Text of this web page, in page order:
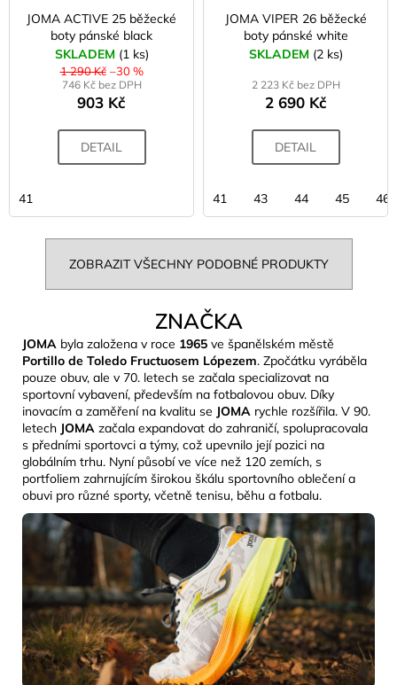
JOMA ACTIVE 25 běžecké
boty pánské black
SKLADEM (1 ks)
1 290 Kč –30 %
746 Kč bez DPH
903 Kč
DETAIL
41
JOMA VIPER 26 běžecké
boty pánské white
SKLADEM (2 ks)
2 223 Kč bez DPH
2 690 Kč
DETAIL
41 43 44 45 46
ZOBRAZIT VŠECHNY PODOBNÉ PRODUKTY
ZNAČKA
JOMA byla založena v roce 1965 ve španělském městě
Portillo de Toledo Fructuosem Lópezem. Zpočátku vyráběla
pouze obuv, ale v 70. letech se začala specializovat na
sportovní vybavení, především na fotbalovou obuv. Díky
inovacím a zaměření na kvalitu se JOMA rychle rozšířila. V 90.
letech JOMA začala expandovat do zahraničí, spolupracovala
s předními sportovci a týmy, což upevnilo její pozici na
globálním trhu. Nyní působí ve více než 120 zemích, s
portfoliem zahrnujícím širokou škálu sportovního oblečení a
obuvi pro různé sporty, včetně tenisu, běhu a fotbalu.